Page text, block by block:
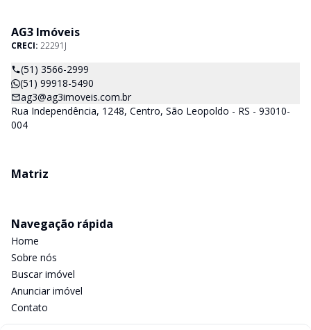
AG3 Imóveis
CRECI: 22291J
(51) 3566-2999
(51) 99918-5490
ag3@ag3imoveis.com.br
Rua Independência, 1248, Centro, São Leopoldo - RS - 93010-
004
Matriz
Navegação rápida
Home
Sobre nós
Buscar imóvel
Anunciar imóvel
Contato